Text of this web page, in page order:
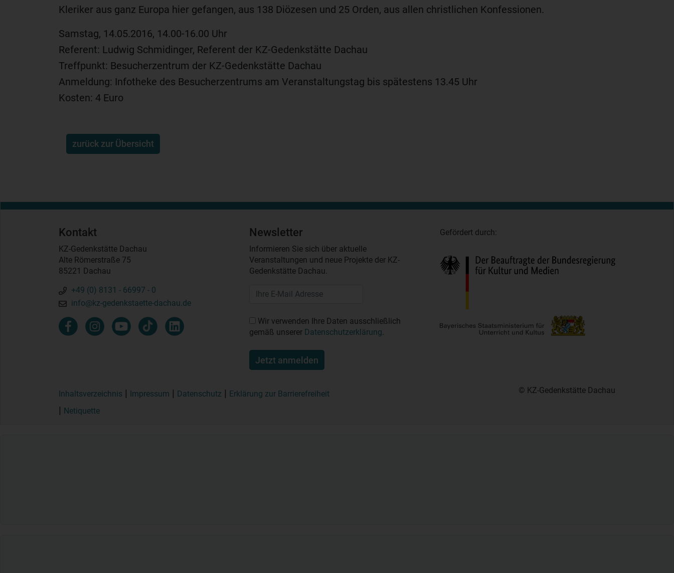
Kleriker aus ganz Europa hier gefangen, aus 138 Diözesen und 25 Orden, aus allen christlichen Konfessionen.
Samstag, 14.05.2016, 14.00-16.00 Uhr
Referent: Ludwig Schmidinger, Referent der KZ-Gedenkstätte Dachau
Treffpunkt: Besucherzentrum der KZ-Gedenkstätte Dachau
Anmeldung: Infotheke des Besucherzentrums am Veranstaltungstag bis spätestens 13.45 Uhr
Kosten: 4 Euro
zurück zur Übersicht
Kontakt
KZ-Gedenkstätte Dachau
Alte Römerstraße 75
85221 Dachau
+49 (0) 8131 - 66997 - 0
info@kz-gedenkstaette-dachau.de
Newsletter
Informieren Sie sich über aktuelle
Veranstaltungen und neue Projekte der KZ-
Gedenkstätte Dachau.
Wir verwenden Ihre Daten ausschließlich
gemäß unserer Datenschutzerklärung.
Jetzt anmelden
Gefördert durch:
Inhaltsverzeichnis Impressum Datenschutz
Erklärung zur Barrierefreiheit
Netiquette
© KZ-Gedenkstätte Dachau